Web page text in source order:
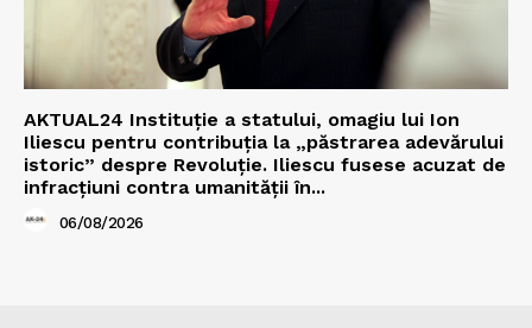
AKTUAL24 Instituție a statului, omagiu lui Ion
Iliescu pentru contribuția la „păstrarea adevărului
istoric” despre Revoluție. Iliescu fusese acuzat de
infracțiuni contra umanității în...
06/08/2026